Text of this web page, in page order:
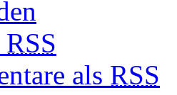
RSS
als RSS